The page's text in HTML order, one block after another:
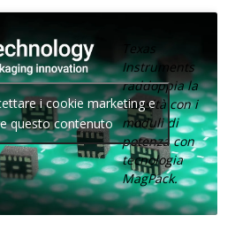
Texas
Instruments
raddoppia la
densità con i
moduli di
potenza con
tecnologia
MagPack.
i cookie marketing e
questo contenuto